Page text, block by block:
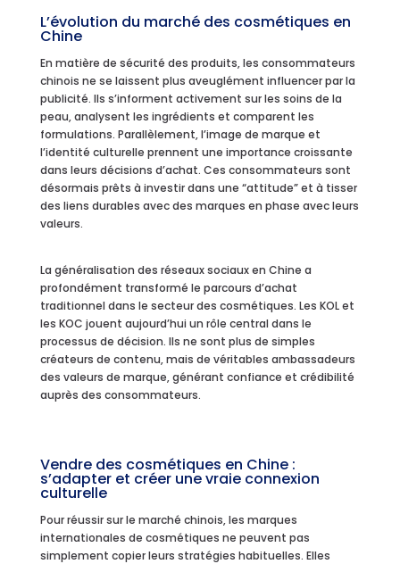
L’évolution du marché des cosmétiques en
Chine
En matière de sécurité des produits, les consommateurs
chinois ne se laissent plus aveuglément influencer par la
publicité. Ils s’informent activement sur les soins de la
peau, analysent les ingrédients et comparent les
formulations. Parallèlement, l’image de marque et
l’identité culturelle prennent une importance croissante
dans leurs décisions d’achat. Ces consommateurs sont
désormais prêts à investir dans une “attitude” et à tisser
des liens durables avec des marques en phase avec leurs
valeurs.
La généralisation des réseaux sociaux en Chine a
profondément transformé le parcours d’achat
traditionnel dans le secteur des cosmétiques. Les KOL et
les KOC jouent aujourd’hui un rôle central dans le
processus de décision. Ils ne sont plus de simples
créateurs de contenu, mais de véritables ambassadeurs
des valeurs de marque, générant confiance et crédibilité
auprès des consommateurs.
Vendre des cosmétiques en Chine :
s’adapter et créer une vraie connexion
culturelle
Pour réussir sur le marché chinois, les marques
internationales de cosmétiques ne peuvent pas
simplement copier leurs stratégies habituelles. Elles